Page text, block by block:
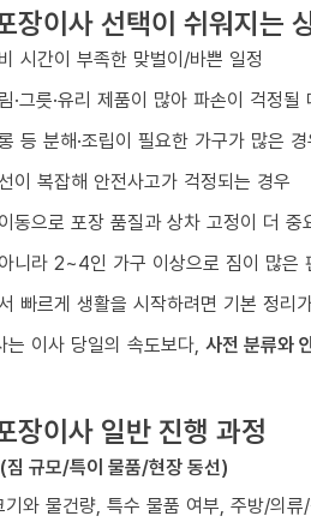
장이사 선택이 쉬워지는
시간이 부족한 맞벌이/바쁜 일정
·그릇·유리 제품이 많아 파손이 걱정될
등 분해·조립이 필요한 가구가 많은 경
이 복잡해 안전사고가 걱정되는 경우
동으로 포장 품질과 상차 고정이 더 중
니라 2~4인 가구 이상으로 짐이 많은
빠르게 생활을 시작하려면 기본 정리
는 이사 당일의 속도보다, 사전 분류와
장이사 일반 진행 과정
짐 규모/특이 물품/현장 동선)
기와 물건량, 특수 물품 여부, 주방/의